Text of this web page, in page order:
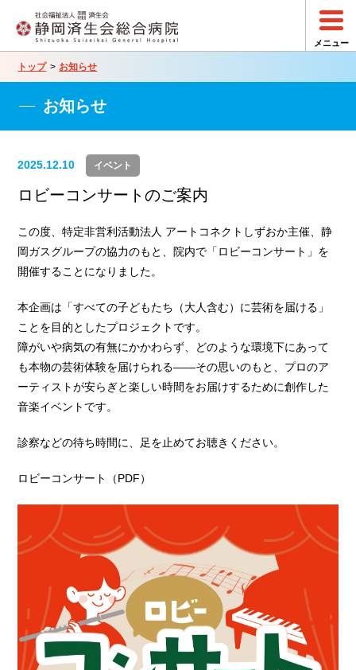
トップ お知らせ
お知らせ
2025.12.10 イベント
ロビーコンサートのご案内
この度、特定非営利活動法人 アートコネクトしずおか主催、静
岡ガスグループの協力のもと、院内で「ロビーコンサート」を
開催することになりました。
本企画は「すべての子どもたち（大人含む）に芸術を届ける」
ことを目的としたプロジェクトです。
障がいや病気の有無にかかわらず、どのような環境下にあって
も本物の芸術体験を届けられる――その思いのもと、プロのア
ーティストが安らぎと楽しい時間をお届けするために創作した
音楽イベントです。
診察などの待ち時間に、足を止めてお聴きください。
ロビーコンサート（PDF）